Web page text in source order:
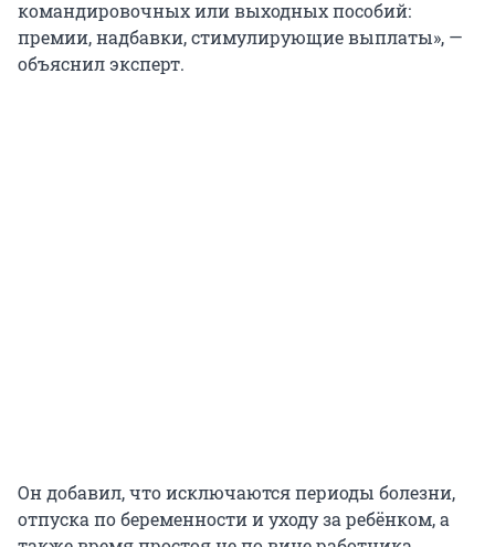
командировочных или выходных пособий:
премии, надбавки, стимулирующие выплаты», —
объяснил эксперт.
Он добавил, что исключаются периоды болезни,
отпуска по беременности и уходу за ребёнком, а